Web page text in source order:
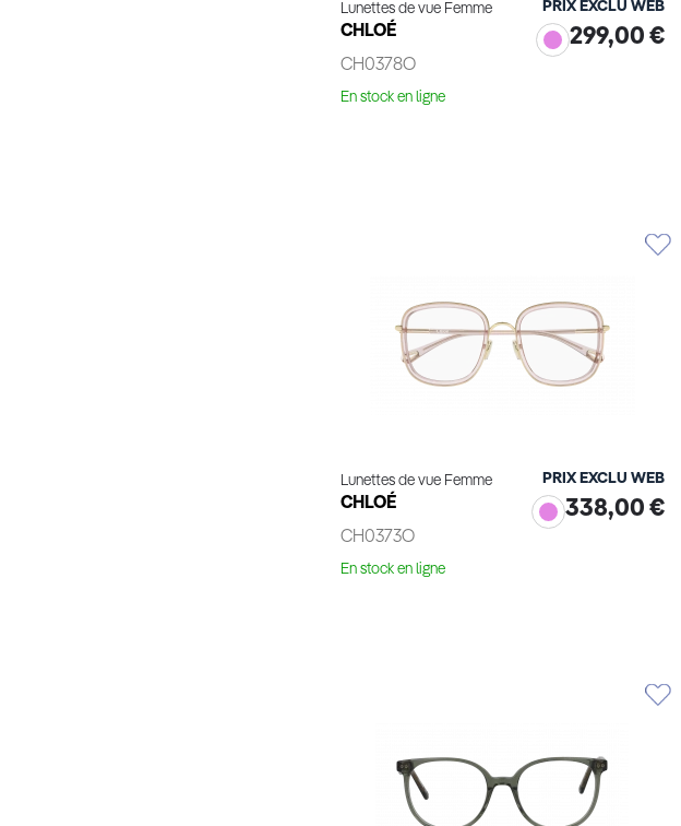
Lunettes de vue Femme
CHLOÉ
CH0378O
PRIX EXCLU WEB
299,00 €
En stock en ligne
Lunettes de vue Femme
CHLOÉ
CH0373O
PRIX EXCLU WEB
338,00 €
En stock en ligne